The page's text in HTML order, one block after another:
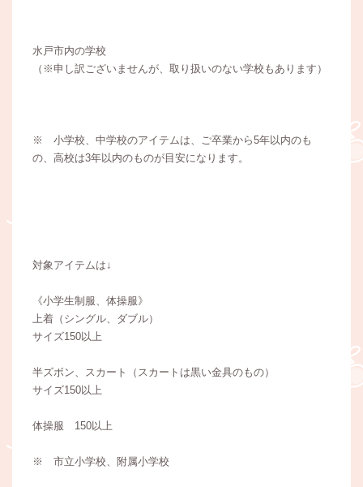
水戸市内の学校
（※申し訳ございませんが、取り扱いのない学校もあります）
※ 小学校、中学校のアイテムは、ご卒業から5年以内のも
の、高校は3年以内のものが目安になります。
対象アイテムは↓
《小学生制服、体操服》
上着（シングル、ダブル）
サイズ150以上
半ズボン、スカート（スカートは黒い金具のもの）
サイズ150以上
体操服 150以上
※ 市立小学校、附属小学校